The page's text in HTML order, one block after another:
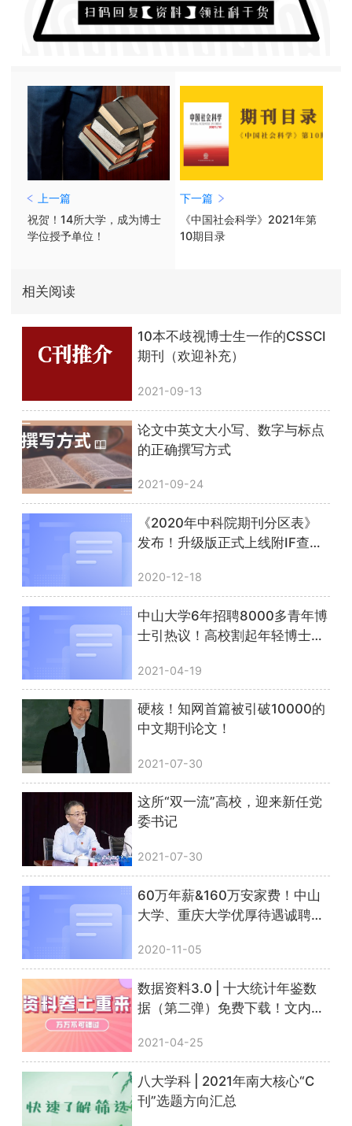
上一篇
祝贺！14所大学，成为博士
学位授予单位！
下一篇
《中国社会科学》2021年第
10期目录
相关阅读
10本不歧视博士生一作的CSSCI
期刊（欢迎补充）
2021-09-13
论文中英文大小写、数字与标点
的正确撰写方式
2021-09-24
《2020年中科院期刊分区表》
发布！升级版正式上线附IF查询
2020-12-18
中山大学6年招聘8000多青年博
士引热议！高校割起年轻博士的
2021-04-19
硬核！知网首篇被引破10000的
中文期刊论文！
2021-07-30
这所“双一流”高校，迎来新任党
委书记
2021-07-30
60万年薪&160万安家费！中山
大学、重庆大学优厚待遇诚聘人
2020-11-05
数据资料3.0 | 十大统计年鉴数
据（第二弹）免费下载！文内附
2021-04-25
八大学科 | 2021年南大核心“C
刊”选题方向汇总